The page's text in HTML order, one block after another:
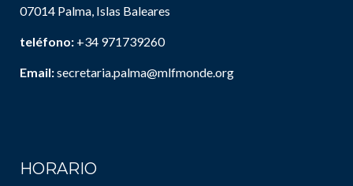
07014 Palma, Islas Baleares
teléfono: +34 971739260
Email:secretaria.palma@mlfmonde.org
HORARIO